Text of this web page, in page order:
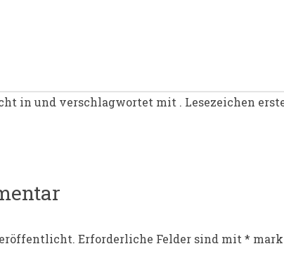
in und verschlagwortet mit . Lesezeichen
Erforderliche Felder sind mit *